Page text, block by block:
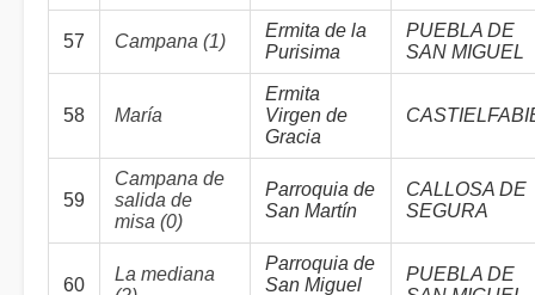
57 Campana (1)
Ermita de la
Purisima
PUEBLA DE
SAN MIGUEL
58 María
Ermita
Virgen de
Gracia
59
Campana de
salida de
misa (0)
Parroquia de
San Martín
CALLOSA DE
SEGURA
60
La mediana
Parroquia de
San Miguel
PUEBLA DE